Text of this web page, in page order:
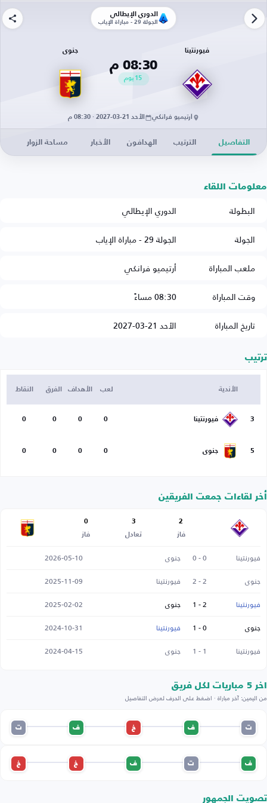
الدوري الإيطالي
الجولة 29 - مباراة الإياب
فيورنتينا
08:30 م
15 يوم
جنوى
أرتيميو فرانكي الأحد 21-03-2027 · 08:30 م
التفاصيل الترتيب الهدافون الأخبار مساحة الزوار
معلومات اللقاء
البطولة
الدوري الإيطالي
الجولة
الجولة 29 - مباراة الإياب
ملعب المباراة
أرتيميو فرانكي
وقت المباراة
08:30 مساءً
تاريخ المباراة
الأحد 21-03-2027
ترتيب
الأندية لعب الأهداف الفرق النقاط
3 فيورنتينا 0
0
0
0
5 جنوى 0
0
0
0
أخر لقاءات جمعت الفريقين
2
فاز
3
تعادل
0
فاز
فيورنتينا 0 - 0 جنوى
2026-05-10
جنوى
2 - 2 فيورنتينا
2025-11-09
فيورنتينا
2 - 1 جنوى
2025-02-02
جنوى
0 - 1 فيورنتينا
2024-10-31
فيورنتينا
1 - 1 جنوى 2024-04-15
اخر 5 مباريات لكل فريق
من اليمين: آخر مباراة · اضغط على الحرف لعرض التفاصيل
ت ف خ ف ت
ف ت ف خ خ
تصويت الجمهور